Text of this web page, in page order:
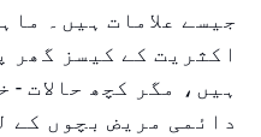
جیسے علامات ہیں۔
اکثریت کے کیسز گھر
ہیں، مگر کچھ حالات -
دائمی مریض بچوں کے